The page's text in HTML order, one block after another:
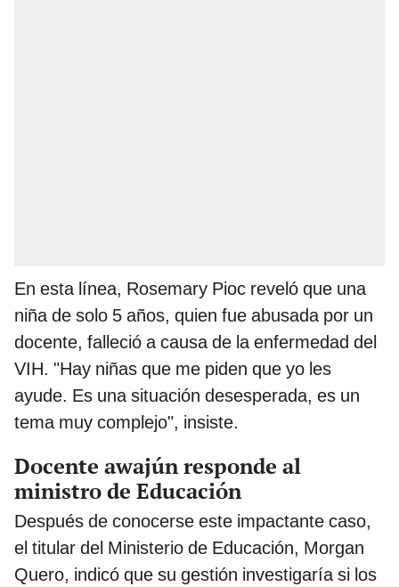
En esta línea, Rosemary Pioc reveló que una
niña de solo 5 años, quien fue abusada por un
docente, falleció a causa de la enfermedad del
VIH. "Hay niñas que me piden que yo les
ayude. Es una situación desesperada, es un
tema muy complejo", insiste.
Docente awajún responde al
ministro de Educación
Después de conocerse este impactante caso,
el titular del Ministerio de Educación, Morgan
Quero, indicó que su gestión investigaría si los